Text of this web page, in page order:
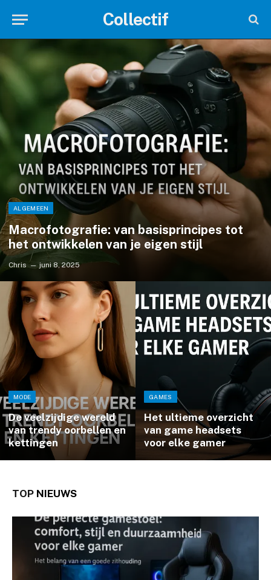
Collectif
ALGEMEEN
Macrofotografie: van basisprincipes tot
het ontwikkelen van je eigen stijl
Chris juni 8, 2025
MODE
De veelzijdige wereld
van trendy oorbellen en
kettingen
GAMES
Het ultieme overzicht
van game headsets
voor elke gamer
TOP NIEUWS